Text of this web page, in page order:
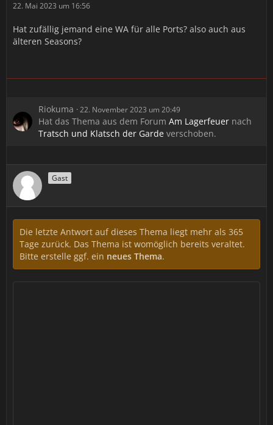
22. Mai 2023 um 16:56
Hat zufällig jemand eine WA für alle Ports? also auch aus
älteren Seasons?
Riokuma 22. November 2023 um 20:49
Hat das Thema aus dem Forum Am Lagerfeuer nach
Tratsch und Klatsch der Garde verschoben.
Gast
Die letzte Antwort auf dieses Thema liegt mehr als 365
Tage zurück. Das Thema ist womöglich bereits veraltet.
Bitte erstelle ggf. ein neues Thema.